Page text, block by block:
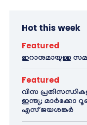
Hot this week
Featured
ഇറാനുമായുള്ള
Featured
വിസ
ഇന്ത്യ; മാർക്കോ
എസ് ജയശങ്കർ